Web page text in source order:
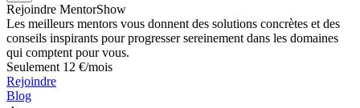
Rejoindre MentorShow
Les meilleurs mentors vous donnent des solutions concrètes et des
conseils inspirants pour progresser sereinement dans les domaines
qui comptent pour vous.
Seulement 12 €/mois
Rejoindre
Blog